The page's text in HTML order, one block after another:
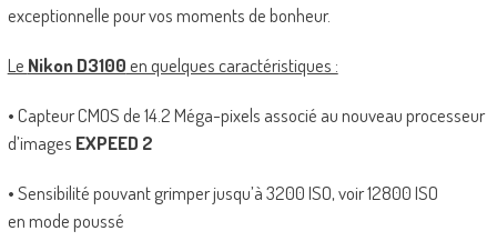
exceptionnelle pour vos moments de bonheur.
Le Nikon D3100en quelques caractéristiques :
• Capteur CMOS de 14.2 Méga-pixels associé au nouveau processeur
d’images EXPEED 2
• Sensibilité pouvant grimper jusqu’à 3200 ISO, voir 12800 ISO
en mode poussé